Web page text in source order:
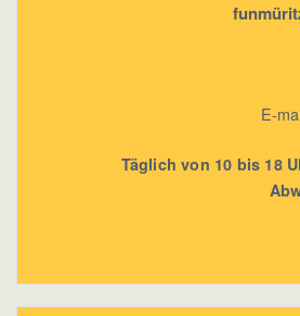
E-
Täglich von 10 bis 18